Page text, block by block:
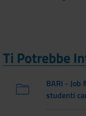
Ti Potrebbe
BARI - Job
studenti